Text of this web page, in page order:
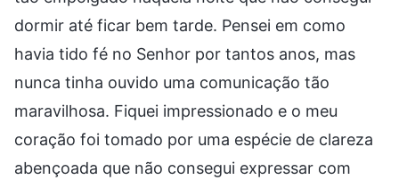
dormir até ficar bem tarde. Pensei em como
havia tido fé no Senhor por tantos anos, mas
nunca tinha ouvido uma comunicação tão
maravilhosa. Fiquei impressionado e o meu
coração foi tomado por uma espécie de clareza
abençoada que não consegui expressar com